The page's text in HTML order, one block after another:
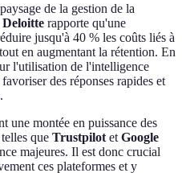
de la gestion de la
Deloitte rapporte qu'une
jusqu'à 40 % les coûts liés à
en augmentant la rétention. En
l'utilisation de l'intelligence
des réponses rapides et
une montée en puissance des
que Trustpilot et Google
majeures. Il est donc crucial
ces plateformes et y